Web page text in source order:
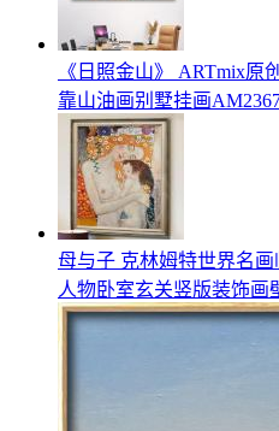
《日照金山》 ARTmix原
靠山油画别墅挂画
母与子 克林姆特世界名
人物卧室玄关竖版装饰画